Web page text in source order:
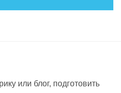
или блог, подготовить